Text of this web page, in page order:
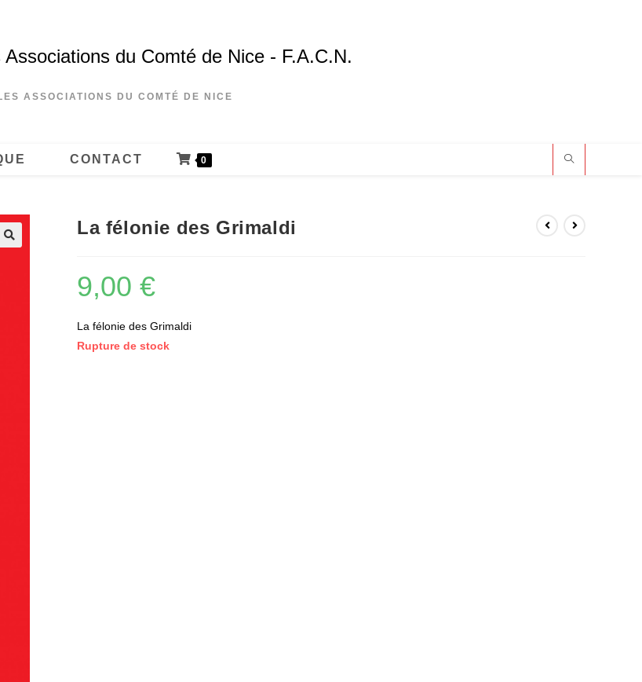
Associations du Comté de Nice - F.A.C.N.
ASSOCIATIONS DU COMTÉ DE NICE
CONTACT 0
La félonie des Grimaldi
9,00 €
La félonie des Grimaldi
Rupture de stock